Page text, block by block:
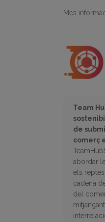
Mes
Team
de
comerç
abordar
els
cadena
del